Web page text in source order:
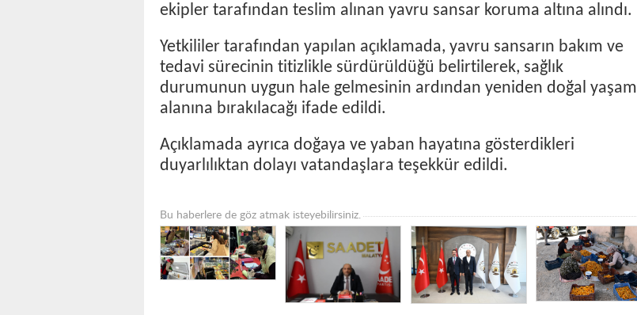
ekipler tarafından teslim alınan yavru sansar koruma altına alındı.
Yetkililer tarafından yapılan açıklamada, yavru sansarın bakım ve
tedavi sürecinin titizlikle sürdürüldüğü belirtilerek, sağlık
durumunun uygun hale gelmesinin ardından yeniden doğal yaşam
alanına bırakılacağı ifade edildi.
Açıklamada ayrıca doğaya ve yaban hayatına gösterdikleri
duyarlılıktan dolayı vatandaşlara teşekkür edildi.
Bu haberlere de göz atmak isteyebilirsiniz.